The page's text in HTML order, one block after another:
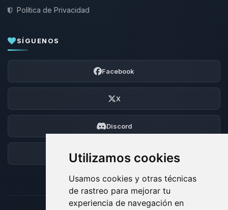
Utilizamos cookies
Usamos cookies y otras técnicas
de rastreo para mejorar tu
experiencia de navegación en
Política de Privacidad
SÍGUENOS
Facebook
X
Discord
Foro